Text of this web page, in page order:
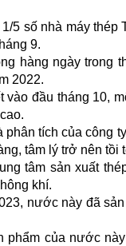
5 số nhà máy thép
9.
hàng ngày trong
2022.
đầu tháng 10,
tích của công
tâm lý trở nên tồi
tâm sản xuất
khí.
nước này đã
của nước